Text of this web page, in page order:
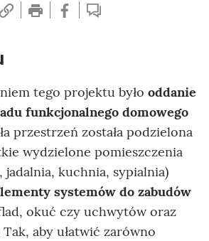
tego projektu było oddanie
funkcjonalnego domowego
przestrzeń została podzielona
wydzielone pomieszczenia
jadalnia, kuchnia, sypialnia)
systemów do zabudów
okuć czy uchwytów oraz
aby ułatwić zarówno